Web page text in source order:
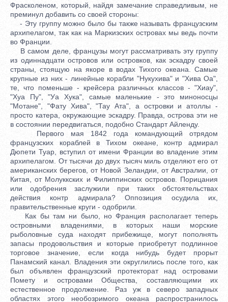
Фрасколеном, который, найдя замечание справедливым, не
преминул добавить со своей стороны:
- Эту группу можно было бы также называть французским
архипелагом, так как на Маркизских островах мы ведь почти
во Франции.
В самом деле, французы могут рассматривать эту группу
из одиннадцати островов или островков, как эскадру своей
страны, стоящую на якоре в водах Тихого океана. Самые
крупные из них - линейные корабли "Нукухива" и "Хива Оа",
те, что поменьше - крейсера различных классов - "Хиау",
"Хуа Пу", "Уа Хука", самые маленькие - это миноносцы
"Мотане", "Фату Хива", "Тау Ата", а островки и атоллы -
просто катера, окружающие эскадру. Правда, острова эти не
в состоянии передвигаться, подобно Стандарт Айленду.
Первого мая 1842 года командующий отрядом
французских кораблей в Тихом океане, контр адмирал
Дюпети Туар, вступил от имени Франции во владение этим
архипелагом. От тысячи до двух тысяч миль отделяют его от
американских берегов, от Новой Зеландии, от Австралии, от
Китая, от Молуккских и Филиппинских островов. Порицания
или одобрения заслужили при таких обстоятельствах
действия контр адмирала? Оппозиция осудила их,
правительственные круги - одобрили.
Как бы там ни было, но Франция располагает теперь
островными владениями, в которых наши морские
рыболовные суда находят прибежище, могут пополнять
запасы продовольствия и которые приобретут подлинное
торговое значение, если когда нибудь будет прорыт
Панамский канал. Владения эти округлились после того, как
был объявлен французский протекторат над островами
Помету и островами Общества, составляющими их
естественное продолжение. Раз уж в северо западных
областях этого необозримого океана распространилось